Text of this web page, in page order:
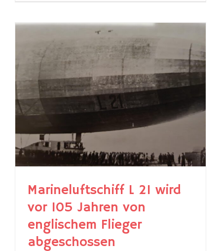
Marineluftschiff L 21 wird
vor 105 Jahren von
englischem Flieger
abgeschossen